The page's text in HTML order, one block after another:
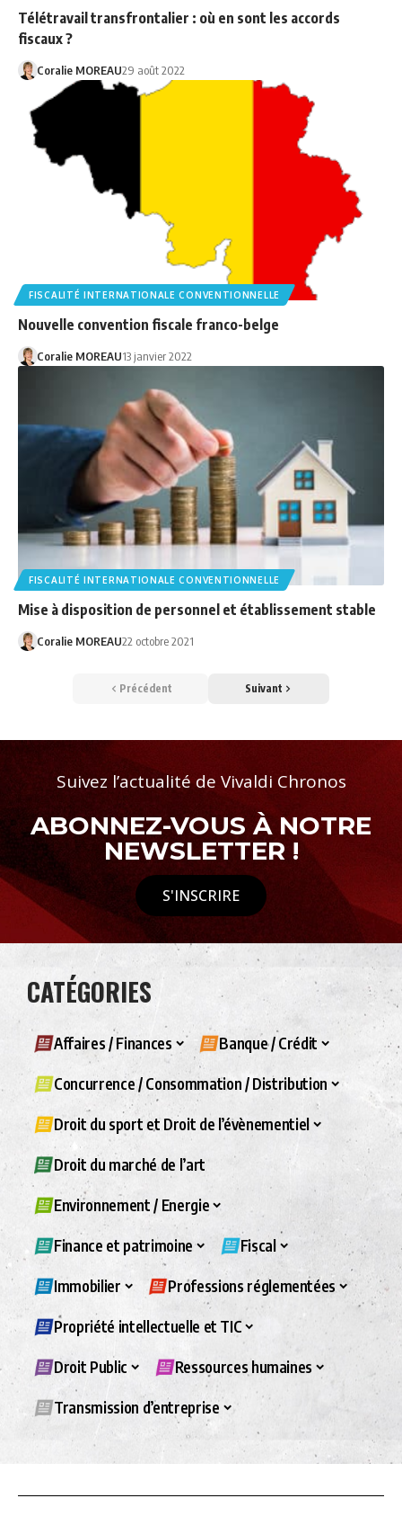
Télétravail transfrontalier : où en sont les accords
fiscaux ?
Coralie MOREAU29 août 2022
FISCALITÉ INTERNATIONALE CONVENTIONNELLE
Nouvelle convention fiscale franco-belge
Coralie MOREAU13 janvier 2022
FISCALITÉ INTERNATIONALE CONVENTIONNELLE
Mise à disposition de personnel et établissement stable
Coralie MOREAU22 octobre 2021
Précédent Suivant
Suivez l’actualité de Vivaldi Chronos
ABONNEZ-VOUS À NOTRE
NEWSLETTER !
S'INSCRIRE
CATÉGORIES
Affaires / Finances Banque / Crédit
Concurrence / Consommation / Distribution
Droit du sport et Droit de l’évènementiel
Droit du marché de l’art
Environnement / Energie
Finance et patrimoine Fiscal
Immobilier Professions réglementées
Propriété intellectuelle et TIC
Droit Public Ressources humaines
Transmission d’entreprise